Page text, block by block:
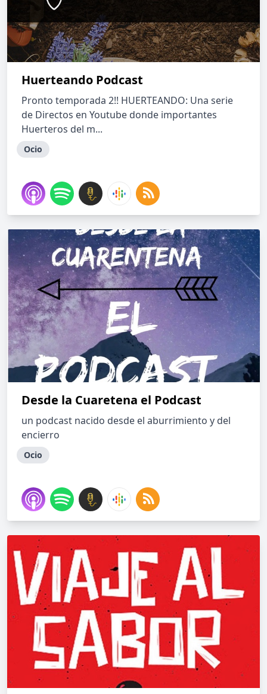
Huerteando Podcast
Pronto temporada 2!! HUERTEANDO: Una serie
de Directos en Youtube donde importantes
Huerteros del m...
Ocio
Desde la Cuaretena el Podcast
un podcast nacido desde el aburrimiento y del
encierro
Ocio